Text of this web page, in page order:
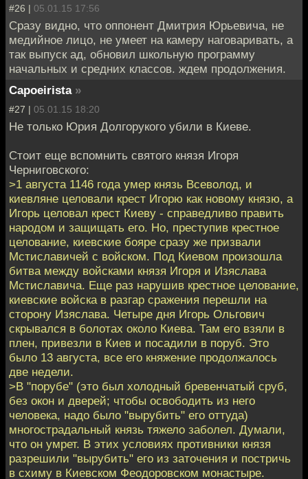
#26 | 05.01.15 17:56
Сразу видно, что оппонент Дмитрия Юрьевича, не
медийное лицо, не умеет на камеру наговаривать, а
так выпуск ад, обновил школьную программу
начальных и средних классов. ждем продолжения.
Capoeirista »
#27 | 05.01.15 18:20
Не только Юрия Долгорукого убили в Киеве.
Стоит еще вспомнить святого князя Игоря
Черниговского:
>1 августа 1146 года умер князь Всеволод, и
киевляне целовали крест Игорю как новому князю, а
Игорь целовал крест Киеву - справедливо править
народом и защищать его. Но, преступив крестное
целование, киевские бояре сразу же призвали
Мстиславичей с войском. Под Киевом произошла
битва между войсками князя Игоря и Изяслава
Мстиславича. Еще раз нарушив крестное целование,
киевские войска в разгар сражения перешли на
сторону Изяслава. Четыре дня Игорь Ольгович
скрывался в болотах около Киева. Там его взяли в
плен, привезли в Киев и посадили в поруб. Это
было 13 августа, все его княжение продолжалось
две недели.
>В "порубе" (это был холодный бревенчатый сруб,
без окон и дверей; чтобы освободить из него
человека, надо было "вырубить" его оттуда)
многострадальный князь тяжело заболел. Думали,
что он умрет. В этих условиях противники князя
разрешили "вырубить" его из заточения и постричь
в схиму в Киевском Феодоровском монастыре.